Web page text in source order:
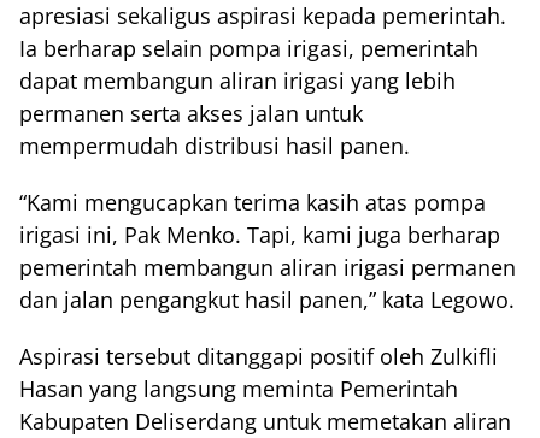
apresiasi sekaligus aspirasi kepada pemerintah.
Ia berharap selain pompa irigasi, pemerintah
dapat membangun aliran irigasi yang lebih
permanen serta akses jalan untuk
mempermudah distribusi hasil panen.
“Kami mengucapkan terima kasih atas pompa
irigasi ini, Pak Menko. Tapi, kami juga berharap
pemerintah membangun aliran irigasi permanen
dan jalan pengangkut hasil panen,” kata Legowo.
Aspirasi tersebut ditanggapi positif oleh Zulkifli
Hasan yang langsung meminta Pemerintah
Kabupaten Deliserdang untuk memetakan aliran